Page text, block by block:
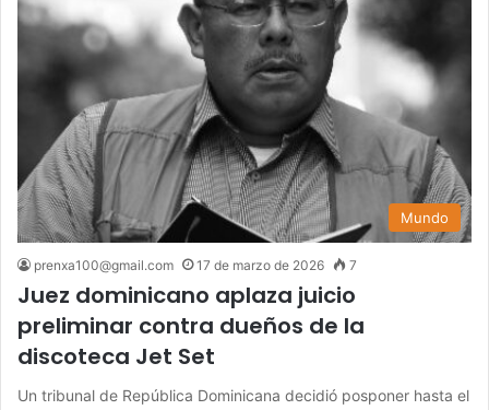
Mundo
prenxa100@gmail.com 17 de marzo de 2026 7
Juez dominicano aplaza juicio
preliminar contra dueños de la
discoteca Jet Set
Un tribunal de República Dominicana decidió posponer hasta el